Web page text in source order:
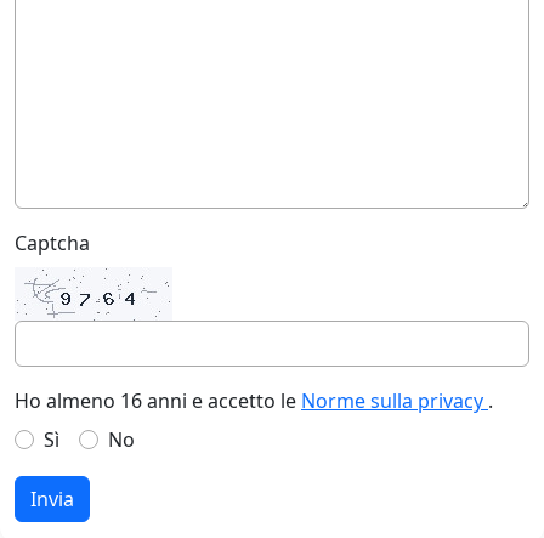
Captcha
Ho almeno 16 anni e accetto le Norme sulla privacy .
Sì
No
Invia